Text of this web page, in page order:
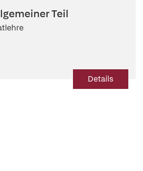
Teil
Details